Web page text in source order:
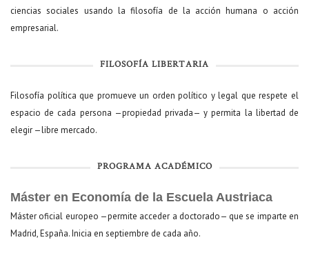
ciencias sociales usando la filosofía de la acción humana o acción
empresarial.
FILOSOFÍA LIBERTARIA
Filosofía política que promueve un orden político y legal que respete el
espacio de cada persona —propiedad privada— y permita la libertad de
elegir —libre mercado.
PROGRAMA ACADÉMICO
Máster en Economía de la Escuela Austriaca
Máster oficial europeo —permite acceder a doctorado— que se imparte en
Madrid, España. Inicia en septiembre de cada año.